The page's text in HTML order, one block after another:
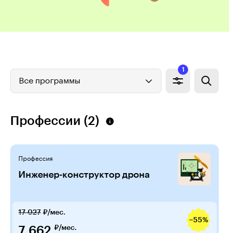
Все программы
1
Профессии (2)
Профессия
Инженер-конструктор дрона
17 027 ₽/мес.
−55%
₽/мес.